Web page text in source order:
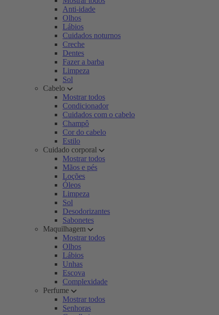
Anti-idade
Olhos
Lábios
Cuidados noturnos
Creche
Dentes
Fazer a barba
Limpeza
Sol
Cabelo
Mostrar todos
Condicionador
Cuidados com o cabelo
Champô
Cor do cabelo
Estilo
Cuidado corporal
Mostrar todos
Mãos e pés
Loções
Óleos
Limpeza
Sol
Desodorizantes
Sabonetes
Maquilhagem
Mostrar todos
Olhos
Lábios
Unhas
Escova
Complexidade
Perfume
Mostrar todos
Senhoras